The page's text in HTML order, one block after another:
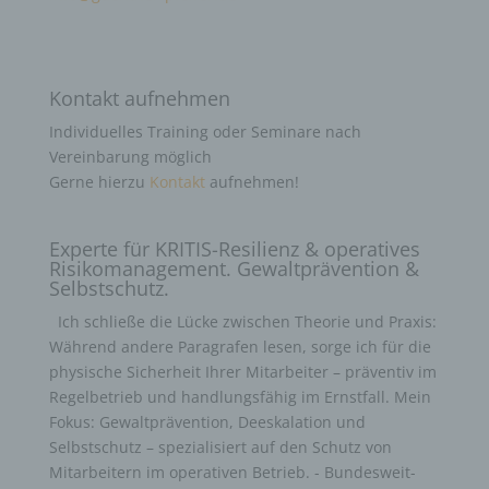
Kontakt aufnehmen
Individuelles Training oder Seminare nach
Vereinbarung möglich
Gerne hierzu Kontaktaufnehmen!
Experte für KRITIS-Resilienz & operatives
Risikomanagement. Gewaltprävention &
Selbstschutz.
Ich schließe die Lücke zwischen Theorie und Praxis:
Während andere Paragrafen lesen, sorge ich für die
physische Sicherheit Ihrer Mitarbeiter – präventiv im
Regelbetrieb und handlungsfähig im Ernstfall. Mein
Fokus: Gewaltprävention, Deeskalation und
Selbstschutz – spezialisiert auf den Schutz von
Mitarbeitern im operativen Betrieb. - Bundesweit-